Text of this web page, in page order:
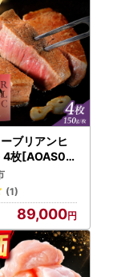
ブリアンヒ
4枚[AOAS00
リアン
(1)
89,000